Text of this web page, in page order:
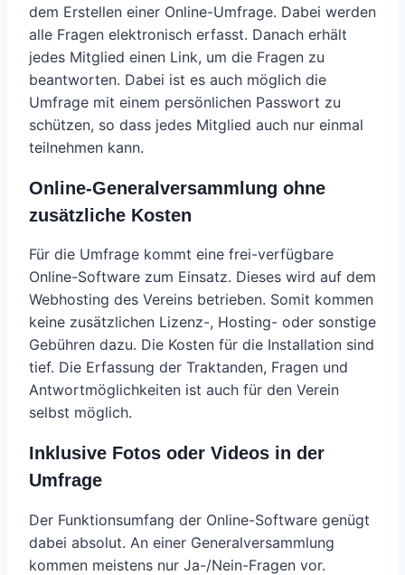
dem Erstellen einer Online-Umfrage. Dabei werden
alle Fragen elektronisch erfasst. Danach erhält
jedes Mitglied einen Link, um die Fragen zu
beantworten. Dabei ist es auch möglich die
Umfrage mit einem persönlichen Passwort zu
schützen, so dass jedes Mitglied auch nur einmal
teilnehmen kann.
Online-Generalversammlung ohne
zusätzliche Kosten
Für die Umfrage kommt eine frei-verfügbare
Online-Software zum Einsatz. Dieses wird auf dem
Webhosting des Vereins betrieben. Somit kommen
keine zusätzlichen Lizenz-, Hosting- oder sonstige
Gebühren dazu. Die Kosten für die Installation sind
tief. Die Erfassung der Traktanden, Fragen und
Antwortmöglichkeiten ist auch für den Verein
selbst möglich.
Inklusive Fotos oder Videos in der
Umfrage
Der Funktionsumfang der Online-Software genügt
dabei absolut. An einer Generalversammlung
kommen meistens nur Ja-/Nein-Fragen vor.